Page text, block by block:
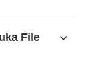
File